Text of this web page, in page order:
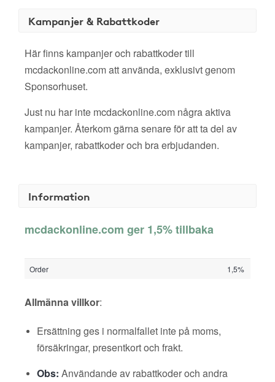
Kampanjer & Rabattkoder
Här finns kampanjer och rabattkoder till
mcdackonline.com att använda, exklusivt genom
Sponsorhuset.
Just nu har inte mcdackonline.com några aktiva
kampanjer. Återkom gärna senare för att ta del av
kampanjer, rabattkoder och bra erbjudanden.
Information
mcdackonline.com ger 1,5% tillbaka
Order 1,5%
Allmänna villkor:
Ersättning ges i normalfallet inte på moms,
försäkringar, presentkort och frakt.
Obs: Användande av rabattkoder och andra